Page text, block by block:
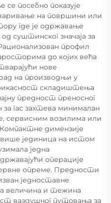
посебно показује
на површини или
где је одржавање
суштинског значаја за
профил
до којих већа
нове
на производњи у
складиштења
предност преносног
за гас захтева минималан
сервисним возилима или
димензије
јединица на истом
једна
операције
опреме. Предности
једноставне
величина и тежина
ваздушног путовања за